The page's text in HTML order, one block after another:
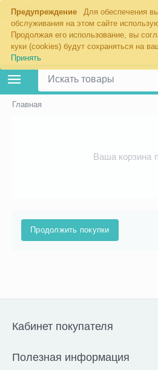
Предупреждение
Для обеспечения
обслуживания на этом сайте
Продолжая его использование, вы
куки (cookies) будут сохраняться на
Принять
Москва
Главная
Ваша корзина
Продолжить покупки
Кабинет покупателя
Полезная информация